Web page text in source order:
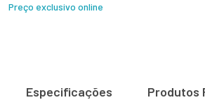
Preço exclusivo online
Especificações Produtos